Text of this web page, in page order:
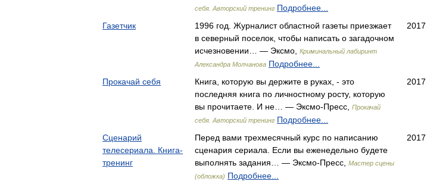
себя. Авторский тренинг Подробнее...
Газетчик
1996 год. Журналист областной газеты приезжает
в северный поселок, чтобы написать о загадочном
исчезновении… — Эксмо,
Криминальный лабиринт
Александра Молчанова Подробнее...
2017
Прокачай себя
Книга, которую вы держите в руках, - это
последняя книга по личностному росту, которую
вы прочитаете. И не… — Эксмо-Пресс,
Прокачай
себя. Авторский тренинг Подробнее...
2017
Сценарий
телесериала. Книга-
тренинг
Перед вами трехмесячный курс по написанию
сценария сериала. Если вы еженедельно будете
выполнять задания… — Эксмо-Пресс,
Мастер сцены
(обложка) Подробнее...
2017